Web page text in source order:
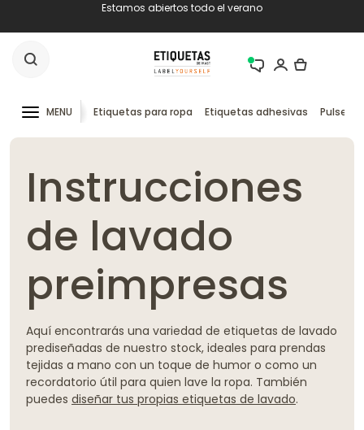
Estamos abiertos todo el verano
MENU Etiquetas para ropa Etiquetas adhesivas
Instrucciones
de lavado
preimpresas
Aquí encontrarás una variedad de etiquetas de lavado
prediseñadas de nuestro stock, ideales para prendas
tejidas a mano con un toque de humor o como un
recordatorio útil para quien lave la ropa. También
puedes diseñar tus propias etiquetas de lavado.